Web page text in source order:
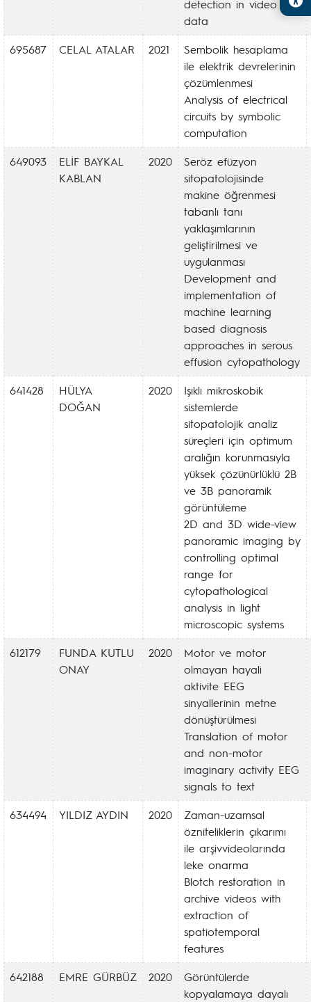
detection in video
data
695687
CELAL ATALAR 2021
Sembolik hesaplama
ile elektrik devrelerinin
çözümlenmesi
Analysis of electrical
circuits by symbolic
computation
649093
ELİF BAYKAL
KABLAN
2020
Seröz efüzyon
sitopatolojisinde
makine öğrenmesi
tabanlı tanı
yaklaşımlarının
geliştirilmesi ve
uygulanması
Development and
implementation of
machine learning
based diagnosis
approaches in serous
effusion cytopathology
641428
HÜLYA
DOĞAN
2020
Işıklı mikroskobik
sistemlerde
sitopatolojik analiz
süreçleri için optimum
aralığın korunmasıyla
yüksek çözünürlüklü 2B
ve 3B panoramik
görüntüleme
2D and 3D wide-view
panoramic imaging by
controlling optimal
range for
cytopathological
analysis in light
microscopic systems
612179
FUNDA KUTLU
ONAY
2020
Motor ve motor
olmayan hayali
aktivite EEG
sinyallerinin metne
dönüştürülmesi
Translation of motor
and non-motor
imaginary activity EEG
signals to text
634494
YILDIZ AYDIN 2020
Zaman-uzamsal
özniteliklerin çıkarımı
ile arşivvideolarında
leke onarma
Blotch restoration in
archive videos with
extraction of
spatiotemporal
features
642188
EMRE GÜRBÜZ 2020
Görüntülerde
kopyalamaya dayalı